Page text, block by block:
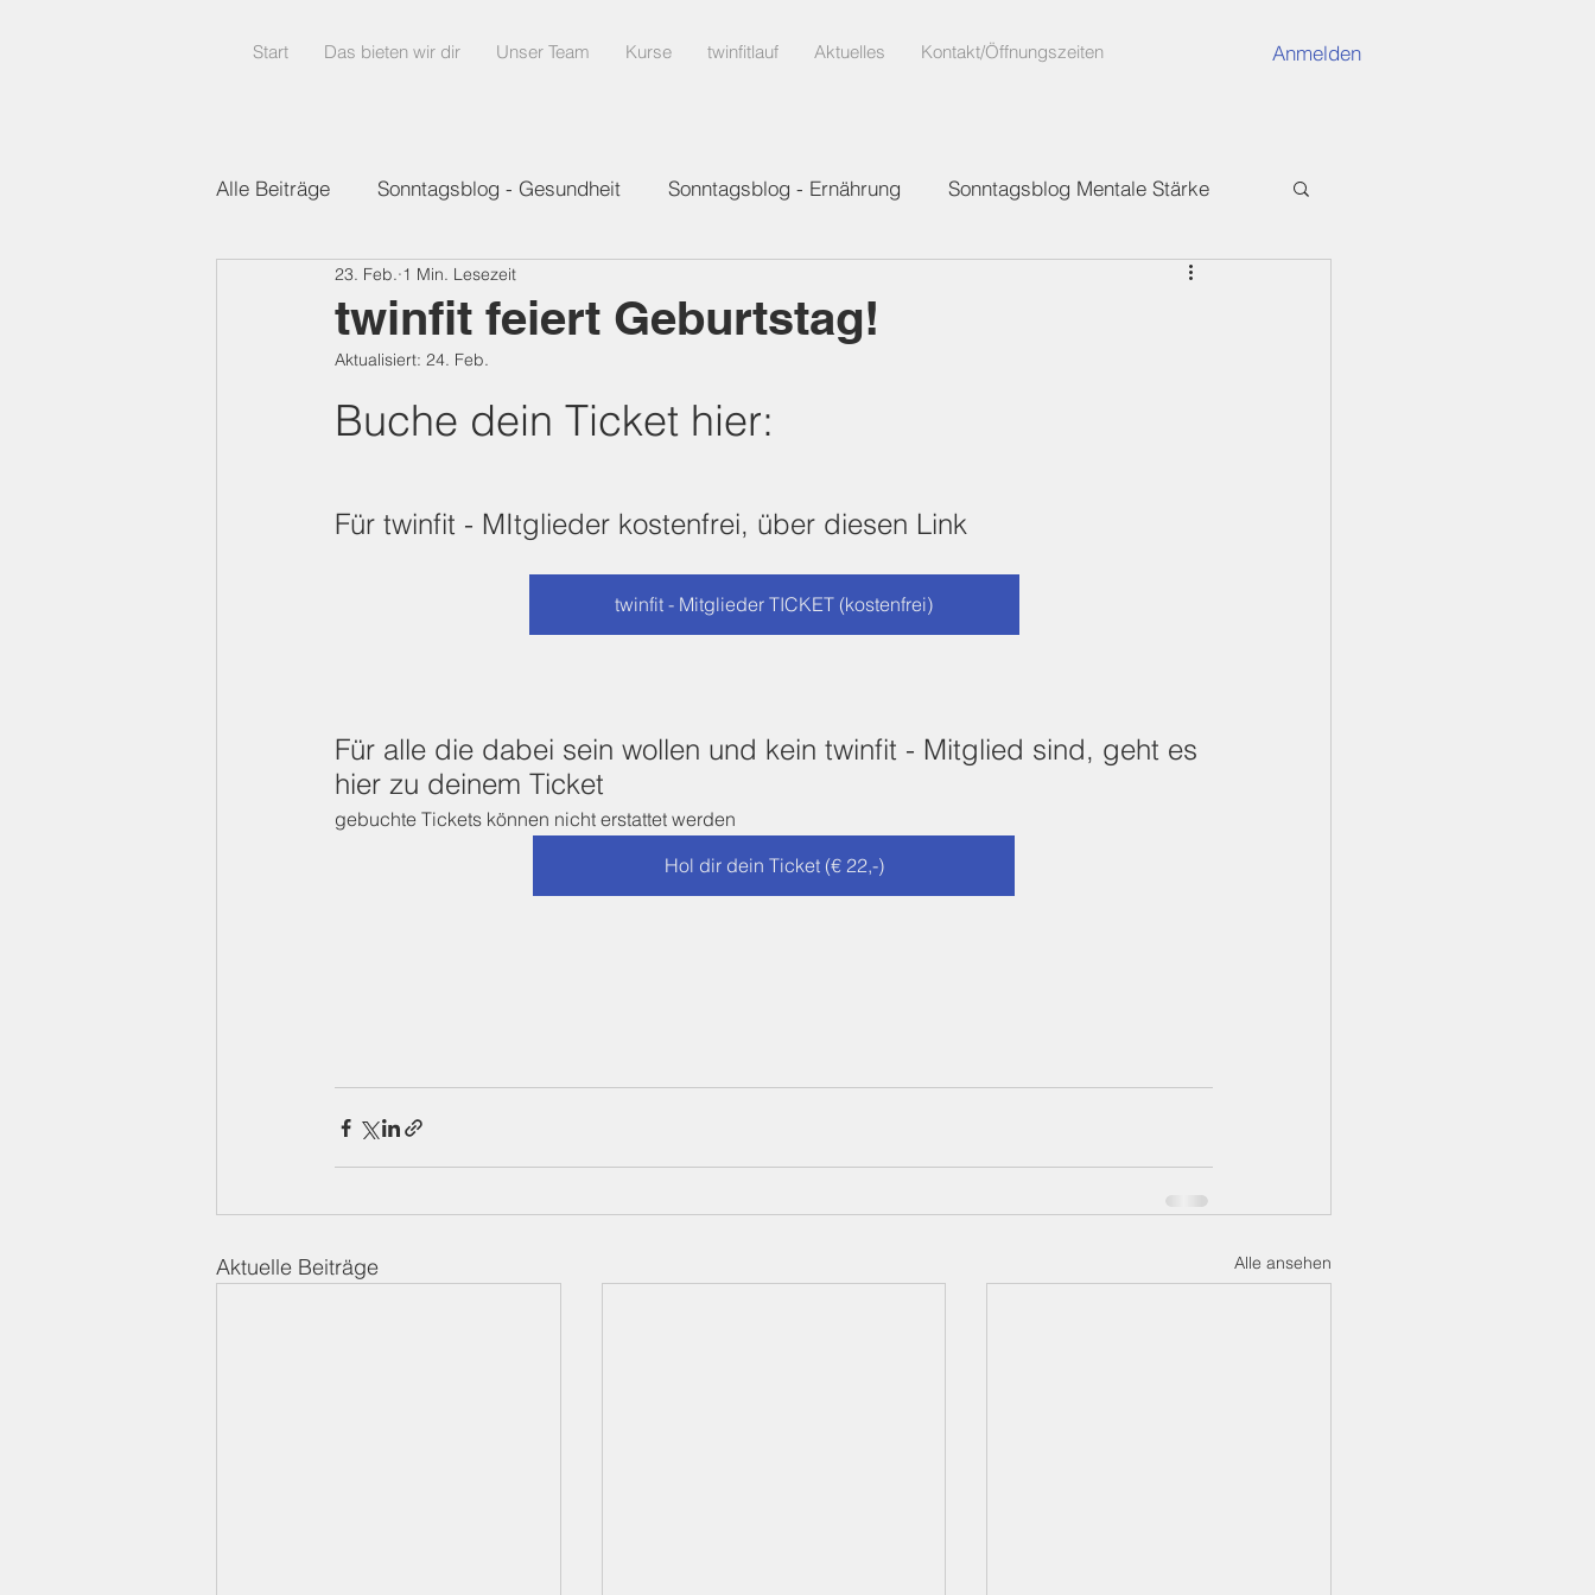
Start Das bieten wir dir Unser Team Kurse twinfitlauf Aktuelles Kontakt/Öffnungszeiten Anmelden
Alle Beiträge Sonntagsblog - Gesundheit Sonntagsblog - Ernährung Sonntagsblog Mentale Stärke
Sonntagsblog Fitness
twinfit feiert Geburtstag!
23. Feb. 1 Min. Lesezeit
Aktualisiert: 24. Feb.
Buche dein Ticket hier:
Für twinfit - MItglieder kostenfrei, über diesen Link
twinfit - Mitglieder TICKET (kostenfrei)
Für alle die dabei sein wollen und kein twinfit - Mitglied sind, geht es
hier zu deinem Ticket
gebuchte Tickets können nicht erstattet werden
Hol dir dein Ticket (€ 22,-)
Aktuelle Beiträge Alle ansehen